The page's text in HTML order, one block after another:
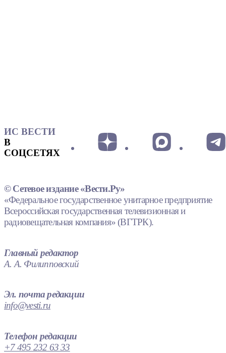
ИС ВЕСТИ
В
СОЦСЕТЯХ
© Сетевое издание «Вести.Ру»
«Федеральное государственное унитарное предприятие
Всероссийская государственная телевизионная и
радиовещательная компания» (ВГТРК).
Главный редактор
А. А. Филипповский
Эл. почта редакции
info@vesti.ru
Телефон редакции
+7 495 232 63 33